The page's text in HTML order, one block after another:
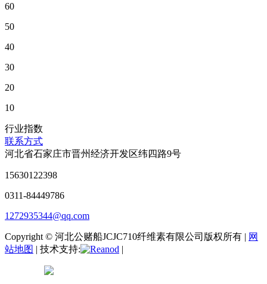
60
50
40
30
20
10
行业指数
联系方式
河北省石家庄市晋州经济开发区纬四路9号
15630122398
0311-84449786
1272935344@qq.com
Copyright © 河北公赌船JCJC710纤维素有限公司版权所有 | 网
站地图 | 技术支持: |